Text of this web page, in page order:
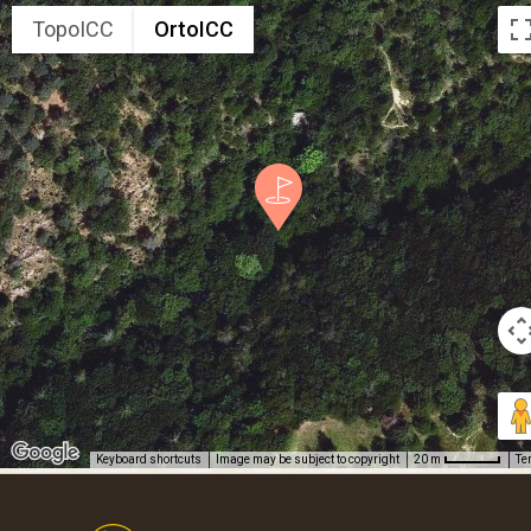
TopoICC OrtoICC
Keyboard shortcuts Image may be subject to copyright 20 m